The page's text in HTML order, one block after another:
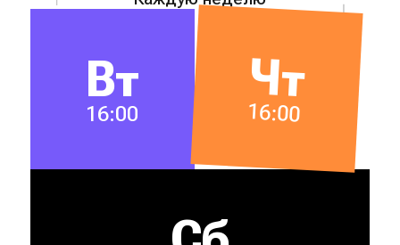
Вт
16:00
Чт
16:00